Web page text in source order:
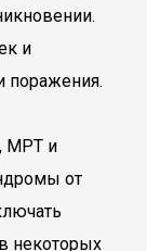
и
поражения.
МРТ и
от
некоторых